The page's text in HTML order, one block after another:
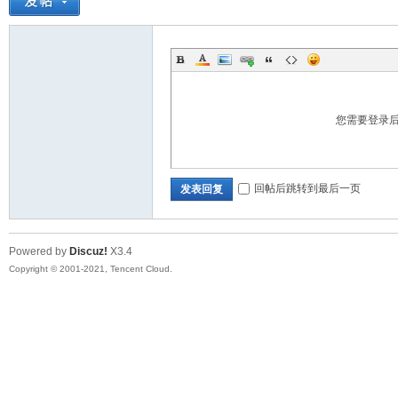
您需要登录
发表回复 回帖后跳转到最后一页
Powered by Discuz! X3.4
Copyright © 2001-2021, Tencent Cloud.